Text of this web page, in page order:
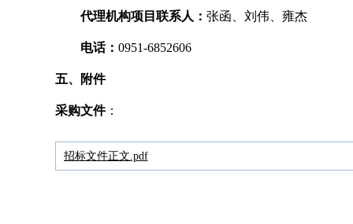
代理机构项目联系人： 张函、刘伟、雍杰
电话： 0951-6852606
五、附件
采购文件：
招标文件正文.pdf